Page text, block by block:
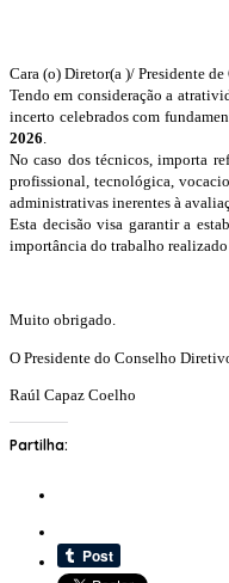
Cara (o) Diretor(a )/ Presidente de
Tendo em consideração a
incerto celebrados com
2026
No caso dos técnicos, importa
profissional, tecnológica,
administrativas inerentes à
Esta decisão visa garantir a
importância do trabalho realizado
Muito obrigado.
O Presidente do Conselho
Raúl Capaz Coelho
Partilha: